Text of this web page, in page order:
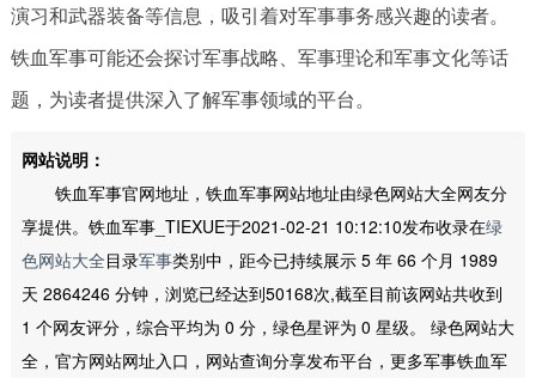
演习和武器装备等信息，吸引着对军事事务感兴趣的读者。
铁血军事可能还会探讨军事战略、军事理论和军事文化等话
题，为读者提供深入了解军事领域的平台。
网站说明：
铁血军事官网地址，铁血军事网站地址由绿色网站大全网友分
享提供。铁血军事_TIEXUE于2021-02-21 10:12:10发布收录在绿
色网站大全目录军事类别中，距今已持续展示 5 年 66 个月 1989
天 2864246 分钟，浏览已经达到50168次,截至目前该网站共收到
1 个网友评分，综合平均为 0 分，绿色星评为 0 星级。 绿色网站大
全，官方网站网址入口，网站查询分享发布平台，更多军事铁血军